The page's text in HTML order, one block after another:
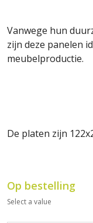
Vanwege hun
zijn deze panelen
meubelproductie.
De platen zijn
Op bestelling
Select a value